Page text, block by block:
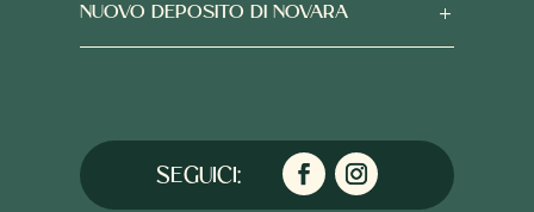
NUOVO DEPOSITO DI NOVARA